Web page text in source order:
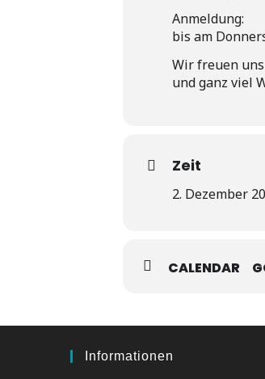
Anmeldung:
bis am
Wir freuen
und ganz viel
Zeit
2. Dezember
CALENDAR
Informationen